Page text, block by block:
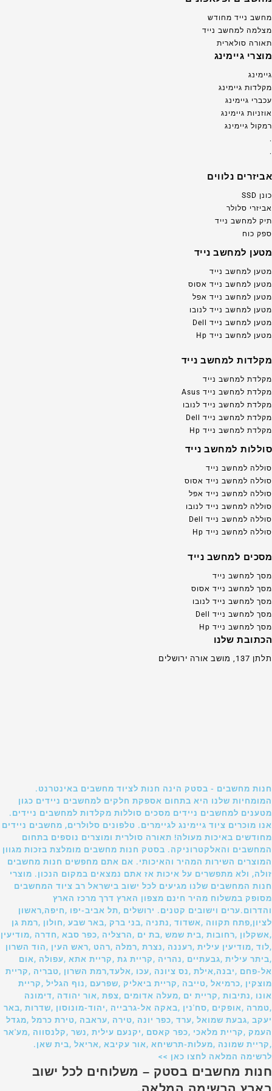
מחשב נייד מחודש
מצלמה למחשב נייד
תאורה סולארית
מוצרי גיימינג
גיימינג
מקלדות גיימינג
עכברי גיימינג
אוזניות גיימינג
רמקול גיימינג
.
.
אביזרים נלווים
כונן SSD
אביזרי סלולר
תיק למחשב נייד
ספק כוח
מטען למחשב נייד
מטען למחשב נייד
מטען למחשב נייד אסוס
מטען למחשב נייד אפל
מטען למחשב נייד לנובו
מטען למחשב נייד Dell
מטען למחשב נייד Hp
מקלדות למחשב נייד
מקלדת למחשב נייד
מקלדת למחשב נייד Asus
מקלדת למחשב נייד לנובו
מקלדת למחשב נייד Dell
מקלדת למחשב נייד Hp
סוללות למחשב נייד
סוללה למחשב נייד
סוללה למחשב נייד אסוס
סוללה למחשב נייד אפל
סוללה למחשב נייד לנובו
סוללה למחשב נייד Dell
סוללה למחשב נייד Hp
מסכים למחשב נייד
מסך למחשב נייד
מסך למחשב נייד אסוס
מסך למחשב נייד לנובו
מסך למחשב נייד Dell
מסך למחשב נייד Hp
הכתובת שלנו
תלתן 137, מושב אורה ירושלים
חנות מחשבים - בסטק הינה חנות לציוד מחשבים באינטרנט.
המומחיות שלנו היא בתחום אספקת חלקים למחשבים ניידים כגון
מטענים למחשבים ניידים מסכים סוללות מקלדות למחשבים ניידים.
אנו מוכרים ציוד גיימינג לגיימרים. טלפונים סלולרים, מחשבים ניידים
מחודשים באיכות מעולה! תאורה סולרית ומוצרים נוספים בתחום
המחשבים והאלקטרוניקה. בסטק חנות מחשבים מומלצת בזכות מגוון
המוצרים השירות המהיר והאיכותי. אם אתם מחפשים חנות מחשבים
זולה, ולא מתפשרים על איכות אז אתם נמצאים במקום הנכון. מוצרי
חנות המחשבים שלנו מגיעים לכל ישוב בישראל רב ציוד המחשבים
מסופק במשלוח מהיר חינם מצפון הארץ דרך מרכז הארץ
והדרום.ערים וישובים קטנים. ירושלים ,תל אביב-יפו ,חיפה,ראשון
לציון,פתח תקווה ,אשדוד ,נתניה ,בני ברק ,באר שבע ,חולון ,רמת גן
,אשקלון ,רחובות ,בית שמש ,בת ים ,הרצליה ,כפר סבא ,חדרה ,מודיעין
,לוד ,מודיעין עילית ,רעננה ,נצרת ,רמלה ,רהט ,ראש העין ,הוד השרון
,ביתר עילית ,גבעתיים ,נהריה ,קריית גת ,קריית אתא ,עפולה ,אום
אל-פחם ,יבנה,אילת ,נס ציונה ,עכו ,אלעד,רמת השרון ,טבריה ,קריית
מוצקין ,כרמיאל ,טייבה ,קריית ביאליק ,שפרעם ,נוף הגליל ,קריית
אונו ,נתיבות ,קריית ים ,מעלה אדומים ,צפת ,אור יהודה ,דימונה
,טמרה ,אופקים ,סח'נין ,באקה אל-גרבייה ,יהוד-מונוסון ,שדרות ,באר
יעקב ,גבעת שמואל ,ערד ,כפר יונה ,טירה ,עראבה ,טירת כרמל ,מגדל
העמק ,קריית מלאכי ,כפר קאסם ,יקנעם עילית ,נשר ,קלנסווה ,מע'אר
,קריית שמונה ,מעלות-תרשיחא ,אור עקיבא ,אריאל ,בית שאן.
לרשימה המלאה לחצו כאן >>
חנות מחשבים בסטק – משלוחים לכל ישוב